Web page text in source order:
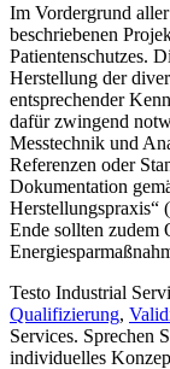
Im Vordergrund
beschriebenen
Patientenschutzes.
Herstellung der
entsprechender
dafür zwingend
Messtechnik und
Referenzen oder
Dokumentation
Herstellungspraxis“
Ende sollten zudem
Testo Industrial
Qualifizierung,
Services. Sprechen
individuelles